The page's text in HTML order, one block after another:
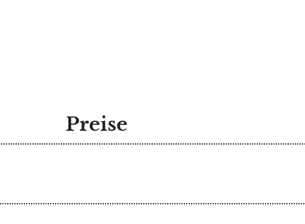
Preise